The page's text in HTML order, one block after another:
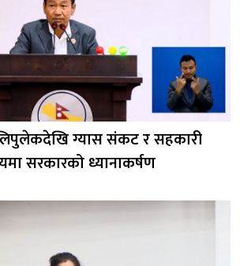
लिपुलेकदेखि ग्यास संकट र सहकारी
सरकारको ध्यानाकर्षण